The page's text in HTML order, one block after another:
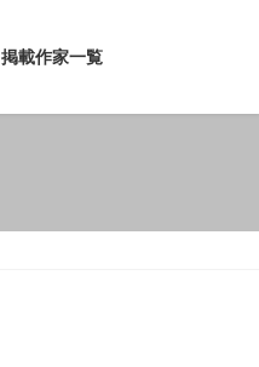
掲載作家一覧